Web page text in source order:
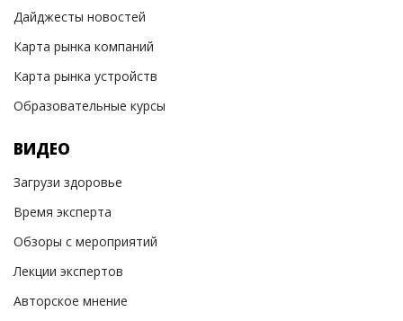
Дайджесты новостей
Карта рынка компаний
Карта рынка устройств
Образовательные курсы
ВИДЕО
Загрузи здоровье
Время эксперта
Обзоры с мероприятий
Лекции экспертов
Авторское мнение